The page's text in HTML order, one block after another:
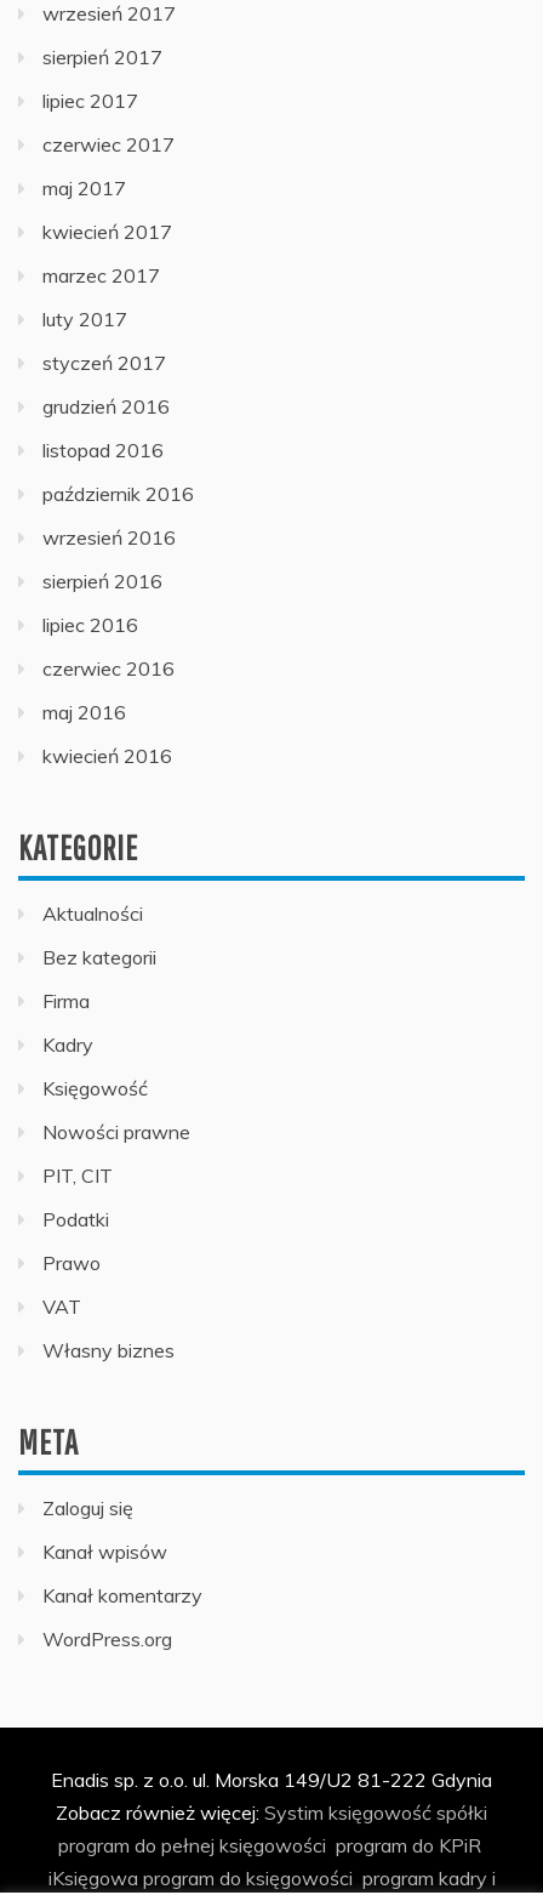
wrzesień 2017
sierpień 2017
lipiec 2017
czerwiec 2017
maj 2017
kwiecień 2017
marzec 2017
luty 2017
styczeń 2017
grudzień 2016
listopad 2016
październik 2016
wrzesień 2016
sierpień 2016
lipiec 2016
czerwiec 2016
maj 2016
kwiecień 2016
KATEGORIE
Aktualności
Bez kategorii
Firma
Kadry
Księgowość
Nowości prawne
PIT, CIT
Podatki
Prawo
VAT
Własny biznes
META
Zaloguj się
Kanał wpisów
Kanał komentarzy
WordPress.org
Enadis sp. z o.o. ul. Morska 149/U2 81-222 Gdynia
Zobacz również więcej: Systim księgowość spółki
program do pełnej księgowości program do KPiR
iKsięgowa program do księgowości program kadry i